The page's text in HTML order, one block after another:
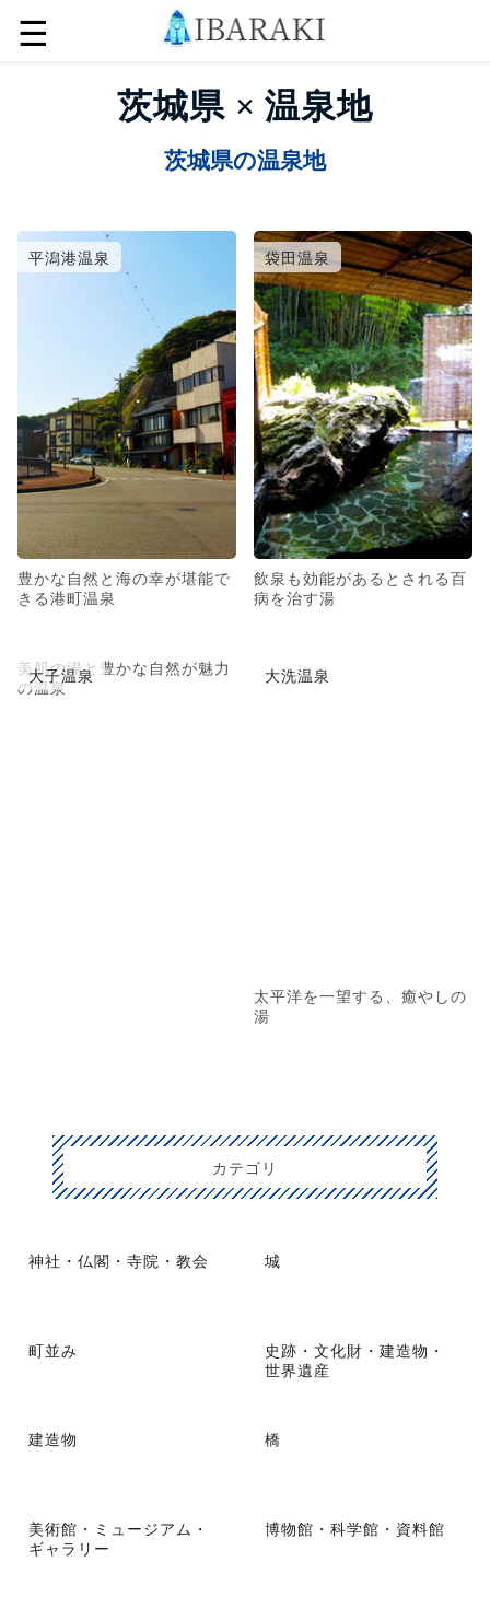
☰
茨城県 × 温泉地
茨城県の温泉地
平潟港温泉
豊かな自然と海の幸が堪能で
きる港町温泉
袋田温泉
飲泉も効能があるとされる百
病を治す湯
大子温泉
美肌の湯と豊かな自然が魅力
の温泉
大洗温泉
太平洋を一望する、癒やしの
湯
カテゴリ
神社・仏閣・寺院・教会 城
町並み
史跡・文化財・建造物・
世界遺産
建造物 橋
美術館・ミュージアム・
ギャラリー
博物館・科学館・資料館